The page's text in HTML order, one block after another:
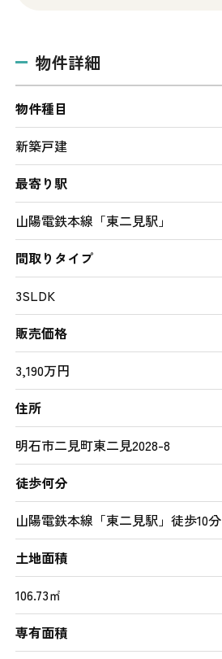
物件詳細
物件種目
新築戸建
最寄り駅
山陽電鉄本線「東二見駅」
間取りタイプ
3SLDK
販売価格
3,190万円
住所
明石市二見町東二見2028-8
徒歩何分
山陽電鉄本線「東二見駅」徒歩10分
土地面積
106.73㎡
専有面積